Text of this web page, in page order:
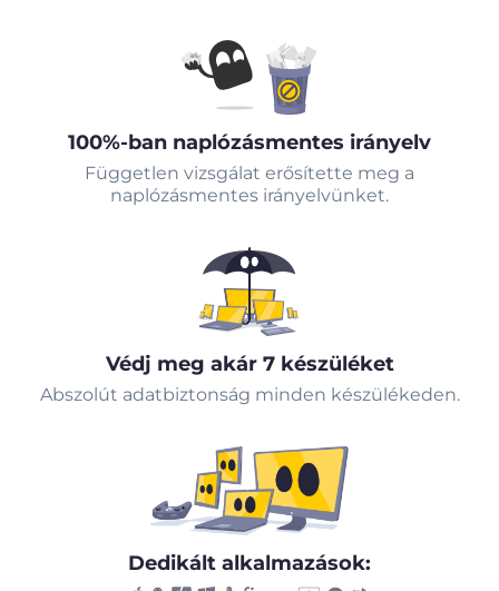
100%-ban naplózásmentes irányelv
Független vizsgálat erősítette meg a
naplózásmentes irányelvünket.
Védj meg akár 7 készüléket
Abszolút adatbiztonság minden készülékeden.
Dedikált alkalmazások: